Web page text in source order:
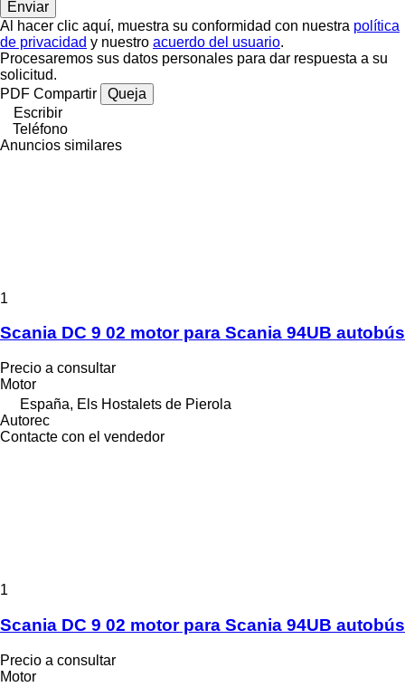
Al hacer clic aquí, muestra su conformidad con nuestra política
de privacidad y nuestro acuerdo del usuario.
Procesaremos sus datos personales para dar respuesta a su
solicitud.
PDF Compartir
Queja
Escribir
Teléfono
Anuncios similares
1
Scania DC 9 02 motor para Scania 94UB autobús
Precio a consultar
Motor
España, Els Hostalets de Pierola
Autorec
Contacte con el vendedor
1
Scania DC 9 02 motor para Scania 94UB autobús
Precio a consultar
Motor